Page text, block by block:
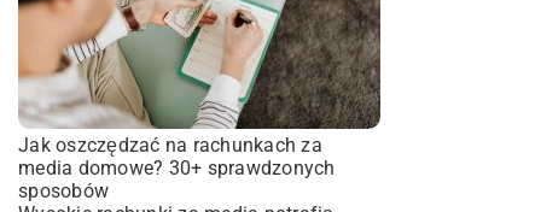
Jak oszczędzać na rachunkach za
media domowe? 30+ sprawdzonych
sposobów